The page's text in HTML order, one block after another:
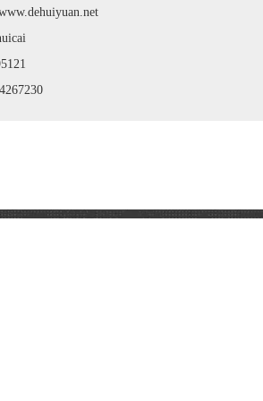
dehuiyuan.net